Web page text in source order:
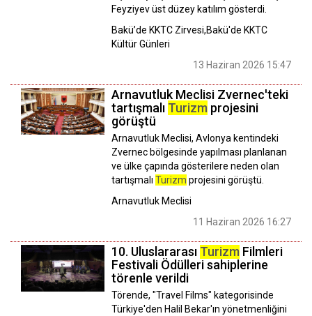
Feyziyev üst düzey katılım gösterdi.
Bakü’de KKTC Zirvesi,Bakü'de KKTC
Kültür Günleri
13 Haziran 2026 15:47
Arnavutluk Meclisi Zvernec'teki
tartışmalı Turizm projesini
görüştü
Arnavutluk Meclisi, Avlonya kentindeki
Zvernec bölgesinde yapılması planlanan
ve ülke çapında gösterilere neden olan
tartışmalı Turizm projesini görüştü.
Arnavutluk Meclisi
11 Haziran 2026 16:27
10. Uluslararası Turizm Filmleri
Festivali Ödülleri sahiplerine
törenle verildi
Törende, "Travel Films" kategorisinde
Türkiye'den Halil Bekar'ın yönetmenliğini